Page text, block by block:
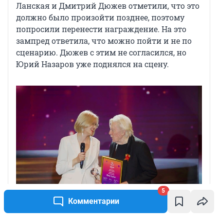
Комментарии
5
Ланская и Дмитрий Дюжев отметили, что это
должно было произойти позднее, поэтому
попросили перенести награждение. На это
зампред ответила, что можно пойти и не по
сценарию. Дюжев с этим не согласился, но
Юрий Назаров уже поднялся на сцену.